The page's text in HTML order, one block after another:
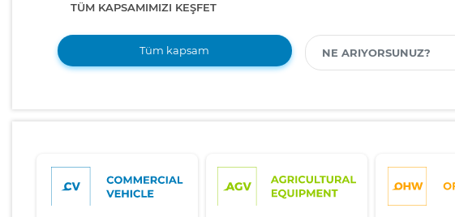
TÜM KAPSAMIMIZI KEŞFET
Tüm kapsam